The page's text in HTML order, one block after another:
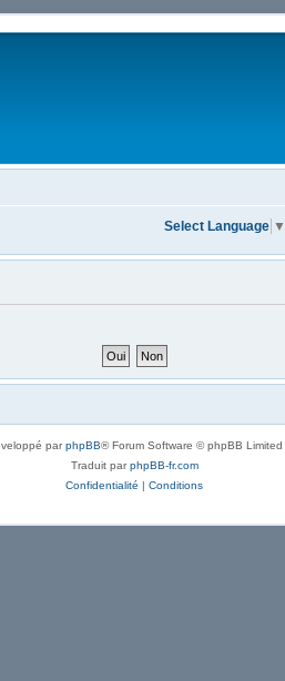
Select Language ▼
parphpBB® Forum Software © phpBB Limited
Traduit parphpBB-fr.com
Confidentialité | Conditions